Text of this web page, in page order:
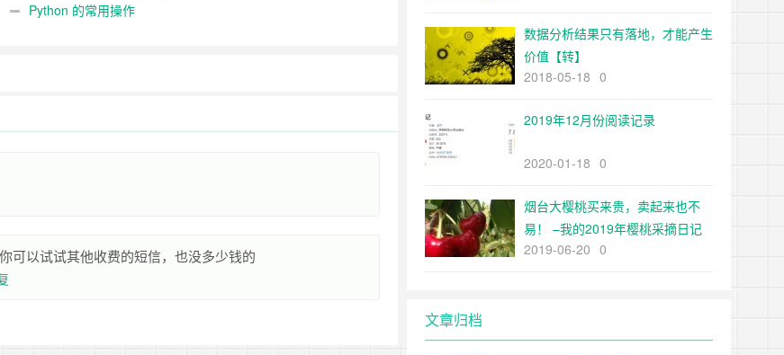
Python 的常用操作
可以试试其他收费的短信，也没多少钱的
数据分析结果只有落地，才能产生
价值【转】
2018-05-18 0
2019年12月份阅读记录
2020-01-18 0
烟台大樱桃买来贵，卖起来也不
易！ –我的2019年樱桃采摘日记
2019-06-20 0
文章归档